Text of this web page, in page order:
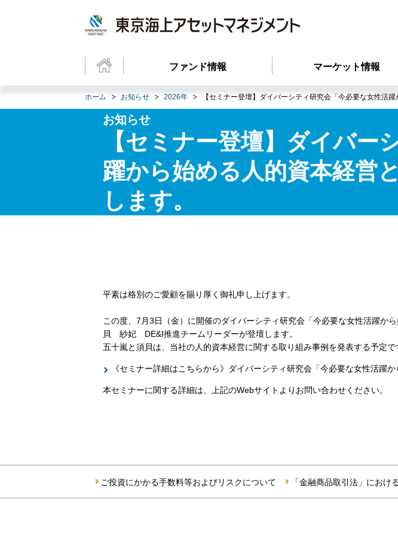
ファンド情報 マーケット情報
ホーム お知らせ 2026年 【セミナー登壇】ダイバーシティ研究会「今必要な女性活
お知らせ
【セミナー登壇】ダイバー
躍から始める人的資本経営
します。
平素は格別のご愛顧を賜り厚く御礼申し上げます。
この度、7月3日（金）に開催のダイバーシティ研究会「今必要な女性活躍か
貝 紗妃 DE&I推進チームリーダーが登壇します。
五十嵐と須貝は、当社の人的資本経営に関する取り組み事例を発表する予定で
《セミナー詳細はこちらから》ダイバーシティ研究会「今必要な女性活躍か
本セミナーに関する詳細は、上記のWebサイトよりお問い合わせください。
ご投資にかかる手数料等およびリスクについて 「金融商品取引法」におけ